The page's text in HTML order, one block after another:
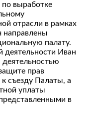
выработке
отрасли в рамках
направлены
палату.
деятельности Иван
деятельностью
прав
съезду Палаты, а
уплаты
в